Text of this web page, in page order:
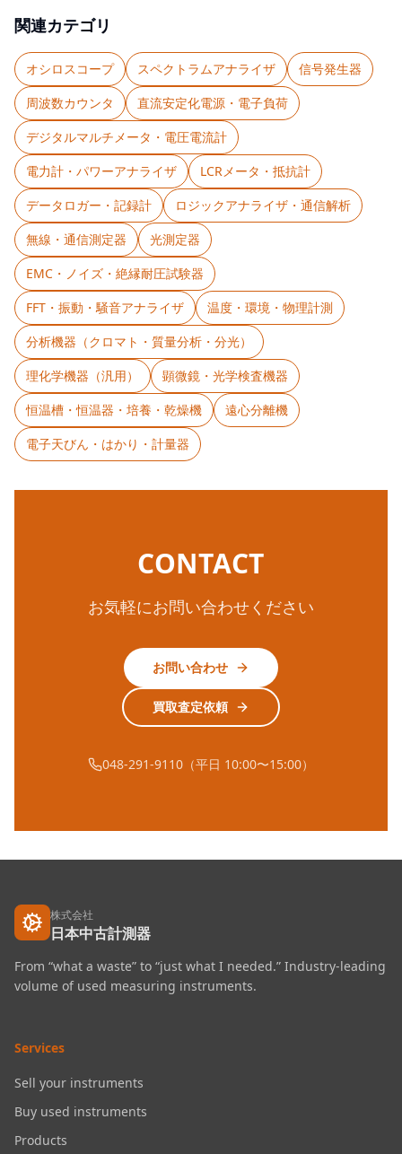
関連カテゴリ
オシロスコープ スペクトラムアナライザ
信号発生器
周波数カウンタ
直流安定化電源・電子負荷
デジタルマルチメータ・電圧電流計
電力計・パワーアナライザ
LCRメータ・抵抗計
データロガー・記録計
ロジックアナライザ・通信解析
無線・通信測定器
光測定器
EMC・ノイズ・絶縁耐圧試験器
FFT・振動・騒音アナライザ
温度・環境・物理計測
分析機器（クロマト・質量分析・分光）
理化学機器（汎用）
顕微鏡・光学検査機器
恒温槽・恒温器・培養・乾燥機
遠心分離機
電子天びん・はかり・計量器
CONTACT
お気軽にお問い合わせください
お問い合わせ
買取査定依頼
048-291-9110（平日 10:00〜15:00）
株式会社
日本中古計測器
From “what a waste” to “just what I needed.” Industry-leading
volume of used measuring instruments.
Services
Sell your instruments
Buy used instruments
Products